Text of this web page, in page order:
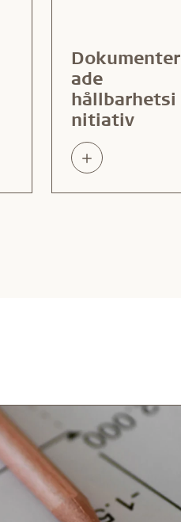
Dokumenter
ade
hållbarhetsi
nitiativ
Read
about